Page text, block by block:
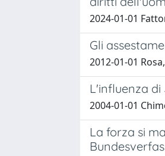
2024-01-01
Gli
2012-01-01
L'influenza
2004-01-01
La forza si